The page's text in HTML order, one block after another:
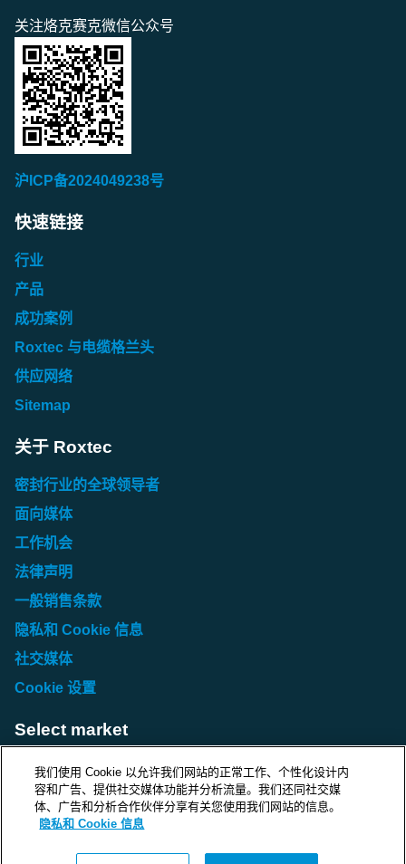
关注烙克赛克微信公众号
沪ICP备2024049238号
快速链接
行业
产品
成功案例
Roxtec 与电缆格兰头
供应网络
Sitemap
关于 Roxtec
密封行业的全球领导者
面向媒体
工作机会
法律声明
一般销售条款
隐私和 Cookie 信息
社交媒体
Cookie 设置
Select market
Choose local site
我们使用 Cookie 以允许我们网站的正常工作、个性化设计内
容和广告、提供社交媒体功能并分析流量。我们还同社交媒
体、广告和分析合作伙伴分享有关您使用我们网站的信息。
隐私和 Cookie 信息